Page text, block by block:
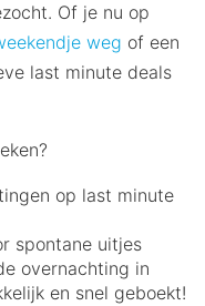
Of je nu op
weg of een
last minute deals
op last minute
spontane uitjes
overnachting in
en snel geboekt!